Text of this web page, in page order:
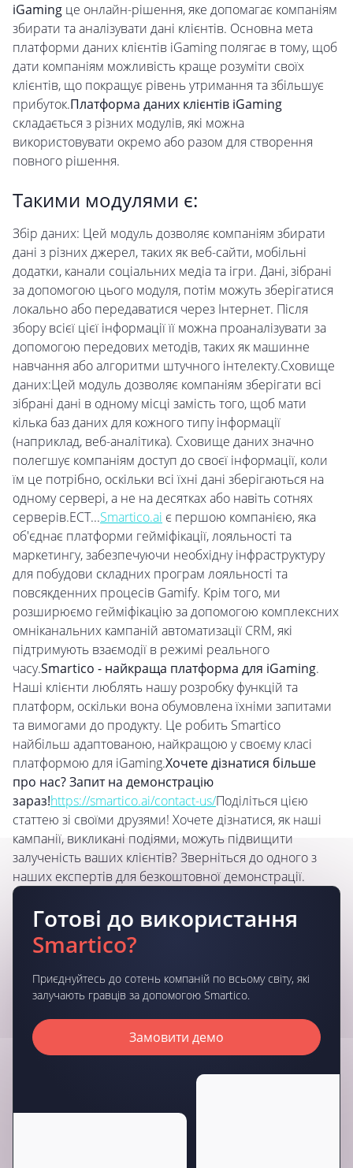
iGaming це онлайн-рішення, яке допомагає компаніям
збирати та аналізувати дані клієнтів. Основна мета
платформи даних клієнтів iGaming полягає в тому, щоб
дати компаніям можливість краще розуміти своїх
клієнтів, що покращує рівень утримання та збільшує
прибуток.Платформа даних клієнтів iGaming
складається з різних модулів, які можна
використовувати окремо або разом для створення
повного рішення.
Такими модулями є:
Збір даних: Цей модуль дозволяє компаніям збирати
дані з різних джерел, таких як веб-сайти, мобільні
додатки, канали соціальних медіа та ігри. Дані, зібрані
за допомогою цього модуля, потім можуть зберігатися
локально або передаватися через Інтернет. Після
збору всієї цієї інформації її можна проаналізувати за
допомогою передових методів, таких як машинне
навчання або алгоритми штучного інтелекту.Сховище
даних:Цей модуль дозволяє компаніям зберігати всі
зібрані дані в одному місці замість того, щоб мати
кілька баз даних для кожного типу інформації
(наприклад, веб-аналітика). Сховище даних значно
полегшує компаніям доступ до своєї інформації, коли
їм це потрібно, оскільки всі їхні дані зберігаються на
одному сервері, а не на десятках або навіть сотнях
серверів.ECT...Smartico.ai є першою компанією, яка
об'єднає платформи гейміфікації, лояльності та
маркетингу, забезпечуючи необхідну інфраструктуру
для побудови складних програм лояльності та
повсякденних процесів Gamify. Крім того, ми
розширюємо гейміфікацію за допомогою комплексних
омніканальних кампаній автоматизації CRM, які
підтримують взаємодії в режимі реального
часу.Smartico - найкраща платформа для iGaming.
Наші клієнти люблять нашу розробку функцій та
платформ, оскільки вона обумовлена їхніми запитами
та вимогами до продукту. Це робить Smartico
найбільш адаптованою, найкращою у своєму класі
платформою для iGaming.Хочете дізнатися більше
про нас? Запит на демонстрацію
зараз!https://smartico.ai/contact-us/Поділіться цією
статтею зі своїми друзями! Хочете дізнатися, як наші
кампанії, викликані подіями, можуть підвищити
залученість ваших клієнтів? Зверніться до одного з
наших експертів для безкоштовної демонстрації.
Готові до використання
Smartico?
Приєднуйтесь до сотень компаній по всьому світу, які
залучають гравців за допомогою Smartico.
Замовити демо